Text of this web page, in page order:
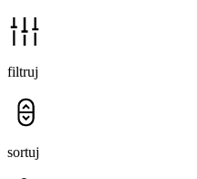
filtruj
sortuj